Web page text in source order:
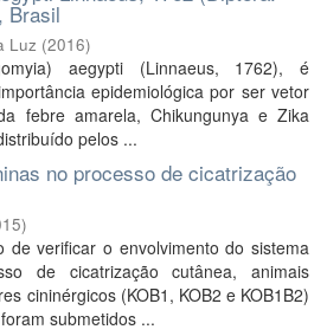
Brasil
Luz (2016)
aegypti (Linnaeus, 1762), é
epidemiológica por ser vetor
febre amarela, Chikungunya e Zika
pelos ...
no processo de cicatrização
)
de verificar o envolvimento do sistema
de cicatrização cutânea, animais
cininérgicos (KOB1, KOB2 e KOB1B2)
submetidos ...